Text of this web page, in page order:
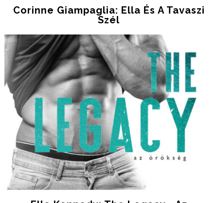
Corinne Giampaglia: Ella És A Tavaszi
Szél